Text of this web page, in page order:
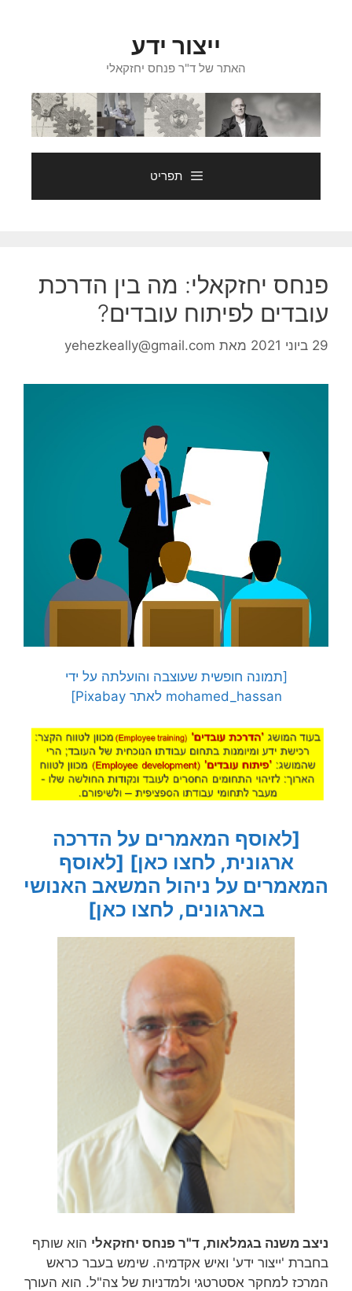
ייצור ידע
האתר של ד"ר פנחס יחזקאלי
תפריט
פנחס יחזקאלי: מה בין הדרכת
עובדים לפיתוח עובדים?
29 ביוני 2021 מאת yehezkeally@gmail.com
[תמונה חופשית שעוצבה והועלתה על ידי
mohamed_hassan לאתר Pixabay]
[לאוסף המאמרים על הדרכה
ארגונית, לחצו כאן] [לאוסף
המאמרים על ניהול המשאב האנושי
בארגונים, לחצו כאן]
ניצב משנה בגמלאות, ד"ר פנחס יחזקאלי הוא שותף
בחברת 'ייצור ידע' ואיש אקדמיה. שימש בעבר כראש
המרכז למחקר אסטרטגי ולמדניות של צה"ל. הוא העורך